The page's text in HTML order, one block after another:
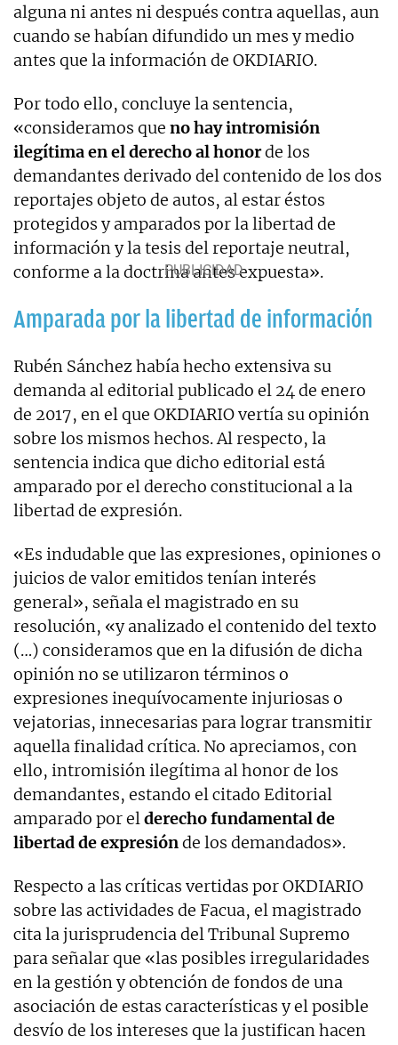
alguna ni antes ni después contra aquellas, aun
cuando se habían difundido un mes y medio
antes que la información de OKDIARIO.
Por todo ello, concluye la sentencia,
«consideramos que no hay intromisión
ilegítima en el derecho al honorde los
demandantes derivado del contenido de los dos
reportajes objeto de autos, al estar éstos
protegidos y amparados por la libertad de
información y la tesis del reportaje neutral,
conforme a la doctrina antes expuesta».
Amparada por la libertad de información
Rubén Sánchez había hecho extensiva su
demanda al editorial publicado el 24 de enero
de 2017, en el que OKDIARIO vertía su opinión
sobre los mismos hechos. Al respecto, la
sentencia indica que dicho editorial está
amparado por el derecho constitucional a la
libertad de expresión.
«Es indudable que las expresiones, opiniones o
juicios de valor emitidos tenían interés
general», señala el magistrado en su
resolución, «y analizado el contenido del texto
(…) consideramos que en la difusión de dicha
opinión no se utilizaron términos o
expresiones inequívocamente injuriosas o
vejatorias, innecesarias para lograr transmitir
aquella finalidad crítica. No apreciamos, con
ello, intromisión ilegítima al honor de los
demandantes, estando el citado Editorial
amparado por elderecho fundamental de
libertad de expresiónde los demandados».
Respecto a las críticas vertidas por OKDIARIO
sobre las actividades de Facua, el magistrado
cita la jurisprudencia del Tribunal Supremo
para señalar que «las posibles irregularidades
en la gestión y obtención de fondos de una
asociación de estas características y el posible
desvío de los intereses que la justifican hacen